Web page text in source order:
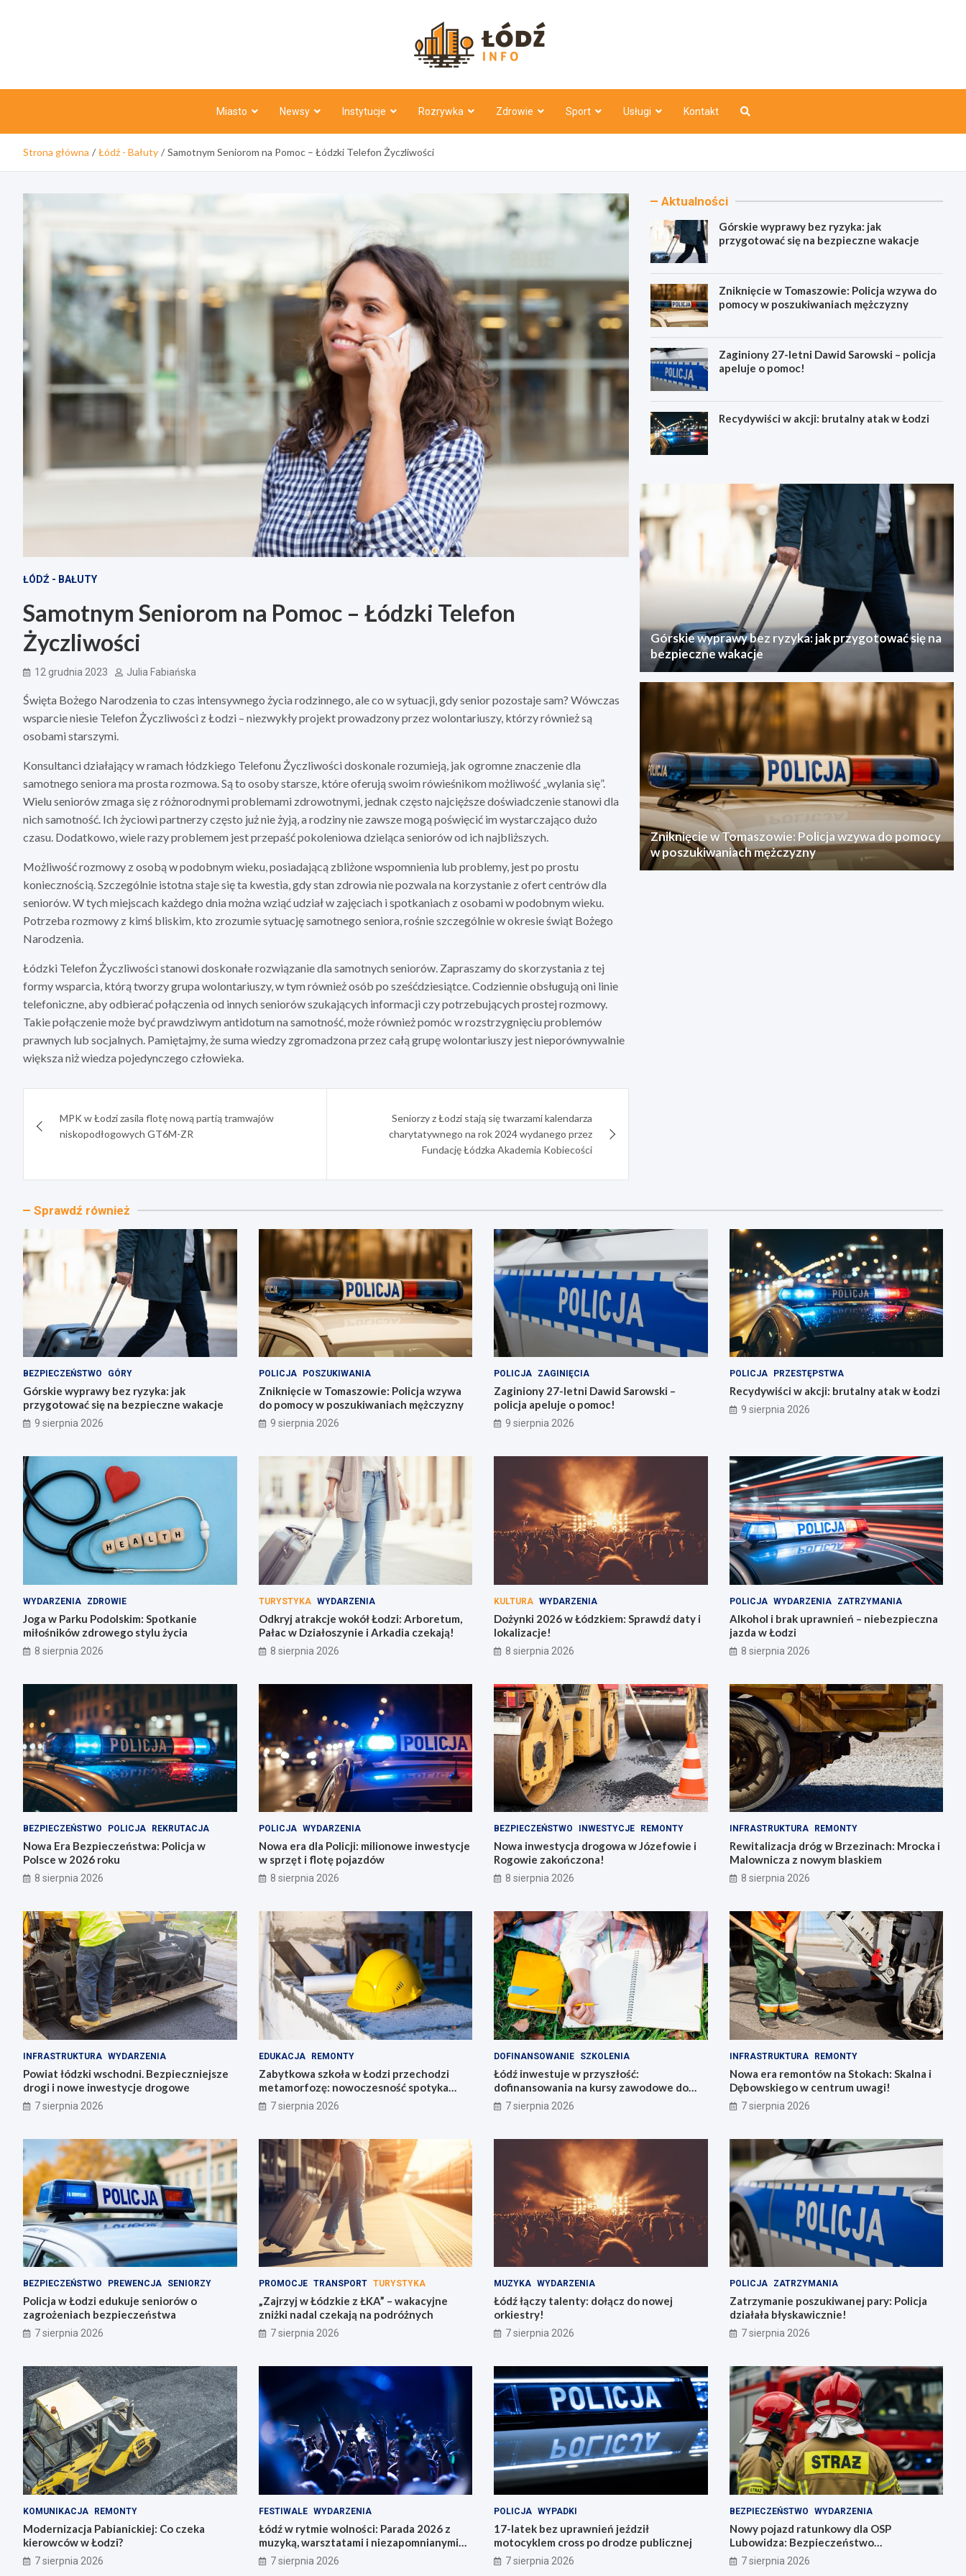
Miasto Newsy Instytucje Rozrywka Zdrowie Sport Usługi Kontakt
Strona główna Łódź - Bałuty Samotnym Seniorom na Pomoc – Łódzki Telefon Życzliwości
ŁÓDŹ - BAŁUTY
Samotnym Seniorom na Pomoc – Łódzki Telefon
Życzliwości
12 grudnia 2023 Julia Fabiańska
Święta Bożego Narodzenia to czas intensywnego życia rodzinnego, ale co w sytuacji, gdy senior pozostaje sam? Wówczas
wsparcie niesie Telefon Życzliwości z Łodzi – niezwykły projekt prowadzony przez wolontariuszy, którzy również są
osobami starszymi.
Konsultanci działający w ramach łódzkiego Telefonu Życzliwości doskonale rozumieją, jak ogromne znaczenie dla
samotnego seniora ma prosta rozmowa. Są to osoby starsze, które oferują swoim rówieśnikom możliwość „wylania się”.
Wielu seniorów zmaga się z różnorodnymi problemami zdrowotnymi, jednak często najcięższe doświadczenie stanowi dla
nich samotność. Ich życiowi partnerzy często już nie żyją, a rodziny nie zawsze mogą poświęcić im wystarczająco dużo
czasu. Dodatkowo, wiele razy problemem jest przepaść pokoleniowa dzieląca seniorów od ich najbliższych.
Możliwość rozmowy z osobą w podobnym wieku, posiadającą zbliżone wspomnienia lub problemy, jest po prostu
koniecznością. Szczególnie istotna staje się ta kwestia, gdy stan zdrowia nie pozwala na korzystanie z ofert centrów dla
seniorów. W tych miejscach każdego dnia można wziąć udział w zajęciach i spotkaniach z osobami w podobnym wieku.
Potrzeba rozmowy z kimś bliskim, kto zrozumie sytuację samotnego seniora, rośnie szczególnie w okresie świąt Bożego
Narodzenia.
Łódzki Telefon Życzliwości stanowi doskonałe rozwiązanie dla samotnych seniorów. Zapraszamy do skorzystania z tej
formy wsparcia, którą tworzy grupa wolontariuszy, w tym również osób po sześćdziesiątce. Codziennie obsługują oni linie
telefoniczne, aby odbierać połączenia od innych seniorów szukających informacji czy potrzebujących prostej rozmowy.
Takie połączenie może być prawdziwym antidotum na samotność, może również pomóc w rozstrzygnięciu problemów
prawnych lub socjalnych. Pamiętajmy, że suma wiedzy zgromadzona przez całą grupę wolontariuszy jest nieporównywalnie
większa niż wiedza pojedynczego człowieka.
wpisuMPK w Łodzi zasila flotę nową partią tramwajów
niskopodłogowych GT6M-ZR
Seniorzy z Łodzi stają się twarzami kalendarza
charytatywnego na rok 2024 wydanego przez
Fundację Łódzka Akademia Kobiecości
Aktualności
Górskie wyprawy bez ryzyka: jak
przygotować się na bezpieczne wakacje
Zniknięcie w Tomaszowie: Policja wzywa do
pomocy w poszukiwaniach mężczyzny
Zaginiony 27-letni Dawid Sarowski – policja
apeluje o pomoc!
Recydywiści w akcji: brutalny atak w Łodzi
Górskie wyprawy bez ryzyka: jak przygotować się na
bezpieczne wakacje
Zniknięcie w Tomaszowie: Policja wzywa do pomocy
w poszukiwaniach mężczyzny
Sprawdź również
BEZPIECZEŃSTWO GÓRY
Górskie wyprawy bez ryzyka: jak
przygotować się na bezpieczne wakacje
9 sierpnia 2026
POLICJA POSZUKIWANIA
Zniknięcie w Tomaszowie: Policja wzywa
do pomocy w poszukiwaniach mężczyzny
9 sierpnia 2026
POLICJA ZAGINIĘCIA
Zaginiony 27-letni Dawid Sarowski –
policja apeluje o pomoc!
9 sierpnia 2026
POLICJA PRZESTĘPSTWA
Recydywiści w akcji: brutalny atak w Łodzi
9 sierpnia 2026
WYDARZENIA ZDROWIE
Joga w Parku Podolskim: Spotkanie
miłośników zdrowego stylu życia
8 sierpnia 2026
TURYSTYKA WYDARZENIA
Odkryj atrakcje wokół Łodzi: Arboretum,
Pałac w Działoszynie i Arkadia czekają!
8 sierpnia 2026
KULTURA WYDARZENIA
Dożynki 2026 w Łódzkiem: Sprawdź daty i
lokalizacje!
8 sierpnia 2026
POLICJA WYDARZENIA ZATRZYMANIA
Alkohol i brak uprawnień – niebezpieczna
jazda w Łodzi
8 sierpnia 2026
BEZPIECZEŃSTWO POLICJA REKRUTACJA
Nowa Era Bezpieczeństwa: Policja w
Polsce w 2026 roku
8 sierpnia 2026
POLICJA WYDARZENIA
Nowa era dla Policji: milionowe inwestycje
w sprzęt i flotę pojazdów
8 sierpnia 2026
BEZPIECZEŃSTWO INWESTYCJE REMONTY
Nowa inwestycja drogowa w Józefowie i
Rogowie zakończona!
8 sierpnia 2026
INFRASTRUKTURA REMONTY
Rewitalizacja dróg w Brzezinach: Mrocka i
Malownicza z nowym blaskiem
8 sierpnia 2026
INFRASTRUKTURA WYDARZENIA
Powiat łódzki wschodni. Bezpieczniejsze
drogi i nowe inwestycje drogowe
7 sierpnia 2026
EDUKACJA REMONTY
Zabytkowa szkoła w Łodzi przechodzi
metamorfozę: nowoczesność spotyka
historię
7 sierpnia 2026
DOFINANSOWANIE SZKOLENIA
Łódź inwestuje w przyszłość:
dofinansowania na kursy zawodowe do
6800 zł!
7 sierpnia 2026
INFRASTRUKTURA REMONTY
Nowa era remontów na Stokach: Skalna i
Dębowskiego w centrum uwagi!
7 sierpnia 2026
BEZPIECZEŃSTWO PREWENCJA SENIORZY
Policja w Łodzi edukuje seniorów o
zagrożeniach bezpieczeństwa
7 sierpnia 2026
PROMOCJE TRANSPORT TURYSTYKA
„Zajrzyj w Łódzkie z ŁKA” – wakacyjne
zniżki nadal czekają na podróżnych
7 sierpnia 2026
MUZYKA WYDARZENIA
Łódź łączy talenty: dołącz do nowej
orkiestry!
7 sierpnia 2026
POLICJA ZATRZYMANIA
Zatrzymanie poszukiwanej pary: Policja
działała błyskawicznie!
7 sierpnia 2026
KOMUNIKACJA REMONTY
Modernizacja Pabianickiej: Co czeka
kierowców w Łodzi?
7 sierpnia 2026
FESTIWALE WYDARZENIA
Łódź w rytmie wolności: Parada 2026 z
muzyką, warsztatami i niezapomnianymi
przeżyciami!
7 sierpnia 2026
POLICJA WYPADKI
17-latek bez uprawnień jeździł
motocyklem cross po drodze publicznej
7 sierpnia 2026
BEZPIECZEŃSTWO WYDARZENIA
Nowy pojazd ratunkowy dla OSP
Lubowidza: Bezpieczeństwo
mieszkańców na wyższym poziomie
7 sierpnia 2026